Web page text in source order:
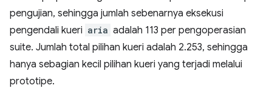
pengujian, sehingga jumlah sebenarnya eksekusi
pengendali kueri aria adalah 113 per pengoperasian
suite. Jumlah total pilihan kueri adalah 2.253, sehingga
hanya sebagian kecil pilihan kueri yang terjadi melalui
prototipe.